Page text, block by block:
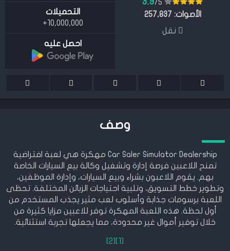
/5
الأصوات: 257,837
نقل
التحميلات
10,000,000+
احصل عليه
وصف
Car Saler Simulator Dealership مهكرة هي لعبة افتراضية
تمنح اللاعبين فرصة إدارة وتشغيل وكالة بيع السيارات الخاصة
بهم. يقوم اللاعبون بشراء وبيع السيارات، وإدارة الموظفين،
وتطوير خطط التسويق، وتلبية احتياجات الزبائن المختلفة. تحظى
اللعبة برسومات جذابة وأسلوب لعب مثير يجذب المستخدم من
أول لحظة. هذه اللعبة المهكرة توفر للاعبين مزايا كثيرة من
خلال توفير أموال غير محدودة، مما يجعلها تجربة استثنائية.
[1]
[2]